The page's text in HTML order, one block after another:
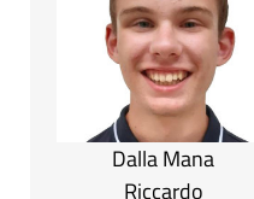
Dalla Mana
Riccardo